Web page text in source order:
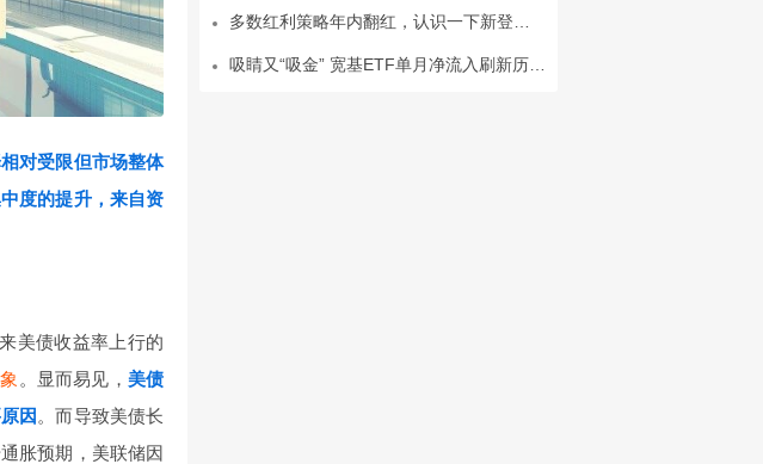
对受限但市场整体
度的提升，来自资
美债收益率上行的
。显而易见， 美债
因 。而导致美债长
胀预期，美联储因